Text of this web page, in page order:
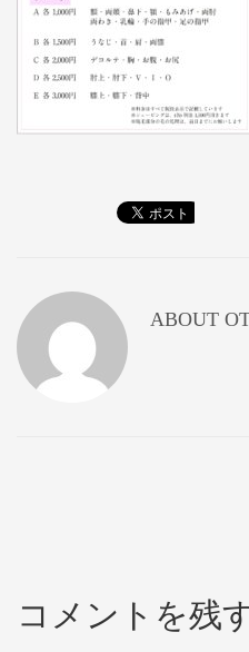
ABOUT
コメントを残